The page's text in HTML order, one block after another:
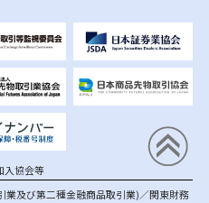
入協会等
業及び第二種金融商品取引業)／関東財務